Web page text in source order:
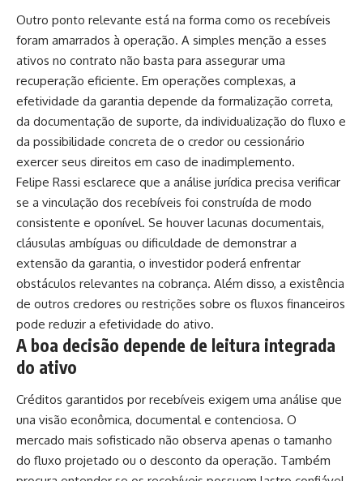
Outro ponto relevante está na forma como os recebíveis
foram amarrados à operação. A simples menção a esses
ativos no contrato não basta para assegurar uma
recuperação eficiente. Em operações complexas, a
efetividade da garantia depende da formalização correta,
da documentação de suporte, da individualização do fluxo e
da possibilidade concreta de o credor ou cessionário
exercer seus direitos em caso de inadimplemento.
Felipe Rassi esclarece que a análise jurídica precisa verificar
se a vinculação dos recebíveis foi construída de modo
consistente e oponível. Se houver lacunas documentais,
cláusulas ambíguas ou dificuldade de demonstrar a
extensão da garantia, o investidor poderá enfrentar
obstáculos relevantes na cobrança. Além disso, a existência
de outros credores ou restrições sobre os fluxos financeiros
pode reduzir a efetividade do ativo.
A boa decisão depende de leitura integrada
do ativo
Créditos garantidos por recebíveis exigem uma análise que
una visão econômica, documental e contenciosa. O
mercado mais sofisticado não observa apenas o tamanho
do fluxo projetado ou o desconto da operação. Também